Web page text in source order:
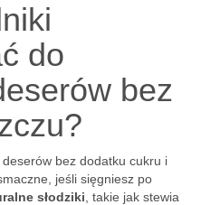
do
bez
bez dodatku cukru i
jeśli sięgniesz po
słodziki , takie jak stewia